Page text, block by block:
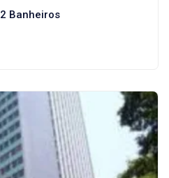
2 Banheiros